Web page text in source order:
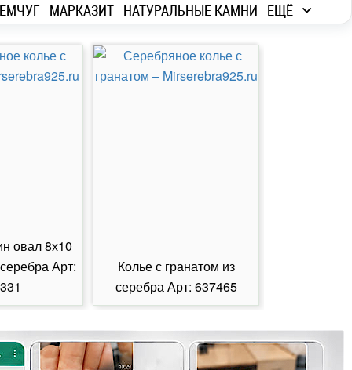
МАРКАЗИТ НАТУРАЛЬНЫЕ КАМНИ ЕЩЁ
овал 8х10
Арт:
Колье с гранатом из
серебра Арт: 637465